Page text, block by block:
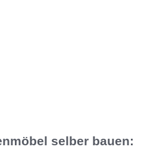
selber bauen: